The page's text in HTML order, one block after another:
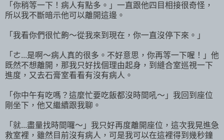
「你稍等一下！病人有點多。」一直跟他四目相接很奇怪，
所以我不斷暗示他可以離開這邊。
「我看你們很忙齁～從我來到現在，你一直沒停下來。」
「ㄜ...是啊～病人真的很多。不好意思，你再等一下喔！」他
既然不想離開，那我只好找個理由起身，到縫合室巡視一下
進度，又去石膏室看看有沒有病人。
「你中午有吃嗎？這麼忙要吃飯都沒時間吼～」我回到座位
剛坐下，他又繼續跟我聊。
「就...盡量找時間囉～」我只好再度離開座位，這次我晃進急
救室裡，雖然目前沒有病人，可是我可以在這裡得到幾秒鐘